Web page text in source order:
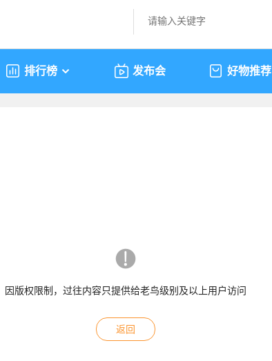
排行榜 发布会 好物推荐
因版权限制，过往内容只提供给老鸟级别及以上用户访问
返回